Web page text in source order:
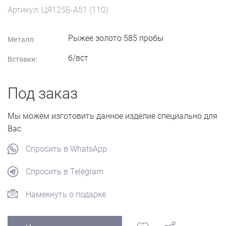
Артикул: ЦЯ125Б-А51 (110)
Металл: Рыжее золото 585 пробы
Вставки: б/вст
Под заказ
Мы можем изготовить данное изделие специально для
Вас
Спросить в WhatsApp
Спросить в Telegram
Намекнуть о подарке